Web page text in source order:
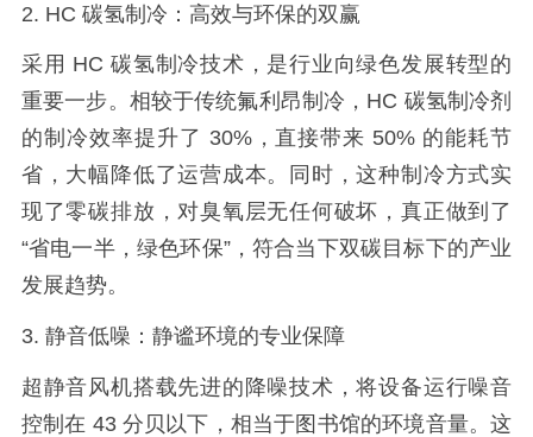
2. HC 碳氢制冷：高效与环保的双赢
采用 HC碳氢制冷技术，是行业向绿色发展转型的
重要一步。相较于传统氟利昂制冷， HC 碳氢制冷剂
的制冷效率提升了 30%，直接带来 50% 的能耗节
省，大幅降低了运营成本。同时，这种制冷方式实
现了零碳排放，对臭氧层无任何破坏，真正做到了
“省电一半，绿色环保”，符合当下双碳目标下的产业
发展趋势。
3. 静音低噪：静谧环境的专业保障
超静音风机搭载先进的降噪技术，将设备运行噪音
控制在 43 分贝以下，相当于图书馆的环境音量。这